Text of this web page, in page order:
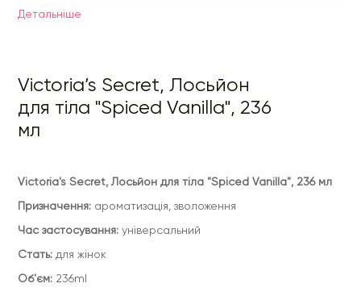
Детальнiше
Victoria’s Secret, Лосьйон
для тіла "Spiced Vanilla", 236
мл
Victoria's Secret, Лосьйон для тіла "Spiced Vanilla", 236 мл
Призначення: ароматизація, зволоження
Час застосування: універсальний
Стать: для жінок
Об'єм: 236ml